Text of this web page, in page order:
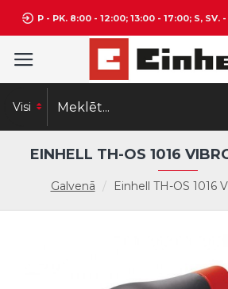
P - PK. 8:00 - 12:00; 13:00 - 17:00; S, SV.
Visi
Galvenā Einhell TH-OS 1016
EINHELL TH-OS 1016